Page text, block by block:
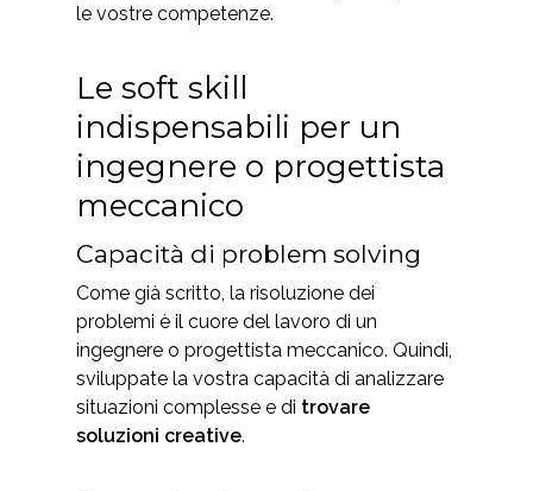
le vostre competenze.
Le soft skill
indispensabili per un
ingegnere o progettista
meccanico
Capacità di problem solving
Come già scritto, la risoluzione dei
problemi è il cuore del lavoro di un
ingegnere o progettista meccanico. Quindi,
sviluppate la vostra capacità di analizzare
situazioni complesse e di trovare
soluzioni creative.